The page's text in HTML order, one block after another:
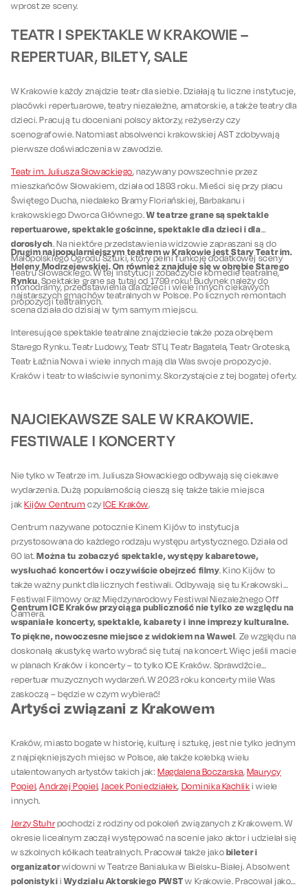
wprost ze sceny.
TEATR I SPEKTAKLE W KRAKOWIE –
REPERTUAR, BILETY, SALE
W Krakowie każdy znajdzie teatr dla siebie. Działają tu liczne instytucje,
placówki repertuarowe, teatry niezależne, amatorskie, a także teatry dla
dzieci. Pracują tu doceniani polscy aktorzy, reżyserzy czy
scenografowie. Natomiast absolwenci krakowskiej AST zdobywają
pierwsze doświadczenia w zawodzie.
Teatr im. Juliusza Słowackiego, nazywany powszechnie przez
mieszkańców Słowakiem, działa od 1893 roku. Mieści się przy placu
Świętego Ducha, niedaleko Bramy Floriańskiej, Barbakanu i
krakowskiego Dworca Głównego.W teatrze grane są spektakle
repertuarowe, spektakle gościnne, spektakle dla dzieci i dla
dorosłych. Na niektóre przedstawienia widzowie zapraszani są do
Małopolskiego Ogrodu Sztuki, który pełni funkcję dodatkowej sceny
Teatru Słowackiego. W tej instytucji zobaczycie komedie teatralne,
monodramy, przedstawienia dla dzieci i wiele innych ciekawych
propozycji teatralnych.
Drugim najpopularniejszym teatrem w Krakowie jest Stary Teatr im.
Heleny Modrzejewskiej. On również znajduje się w obrębie Starego
Rynku. Spektakle grane są tutaj od 1799 roku! Budynek należy do
najstarszych gmachów teatralnych w Polsce. Po licznych remontach
scena działa do dzisiaj w tym samym miejscu.
Interesujące spektakle teatralne znajdziecie także poza obrębem
Starego Rynku. Teatr Ludowy, Teatr STU, Teatr Bagatela, Teatr Groteska,
Teatr Łaźnia Nowa i wiele innych mają dla Was swoje propozycje.
Kraków i teatr to właściwie synonimy. Skorzystajcie z tej bogatej oferty.
NAJCIEKAWSZE SALE W KRAKOWIE.
FESTIWALE I KONCERTY
Nie tylko w Teatrze im. Juliusza Słowackiego odbywają się ciekawe
wydarzenia. Dużą popularnością cieszą się także takie miejsca
jakKijów Centrum czyICE Kraków.
Centrum nazywane potocznie Kinem Kijów to instytucja
przystosowana do każdego rodzaju występu artystycznego. Działa od
60 lat.Można tu zobaczyć spektakle, występy kabaretowe,
wysłuchać koncertów i oczywiście obejrzeć filmy. Kino Kijów to
także ważny punkt dla licznych festiwali. Odbywają się tu Krakowski
Festiwal Filmowy oraz Międzynarodowy Festiwal Niezależnego Off
Camera.
Centrum ICE Kraków przyciąga publiczność nie tylko ze względu na
wspaniałe koncerty, spektakle, kabarety i inne imprezy kulturalne.
To piękne, nowoczesne miejsce z widokiem na Wawel. Ze względu na
doskonałą akustykę warto wybrać się tutaj na koncert. Więc jeśli macie
w planach Kraków i koncerty – to tylko ICE Kraków. Sprawdźcie
repertuar muzycznych wydarzeń. W 2023 roku koncerty mile Was
zaskoczą – będzie w czym wybierać!
Artyści związani z Krakowem
Kraków, miasto bogate w historię, kulturę i sztukę, jest nie tylko jednym
z najpiękniejszych miejsc w Polsce, ale także kolebką wielu
utalentowanych artystów takich jak:Magdalena Boczarska, Maurycy
Popiel,Andrzej Popiel,Jacek Poniedziałek, Dominika Kachlik i wiele
innych.
Jerzy Stuhr pochodzi z rodziny od pokoleń związanych z Krakowem. W
okresie licealnym zaczął występować na scenie jako aktor i udzielał się
w szkolnych kółkach teatralnych. Pracował także jako bileter i
organizatorwidowni w Teatrze Banialuka w Bielsku-Białej. Absolwent
polonistyki iWydziału Aktorskiego PWST w Krakowie. Pracował jako